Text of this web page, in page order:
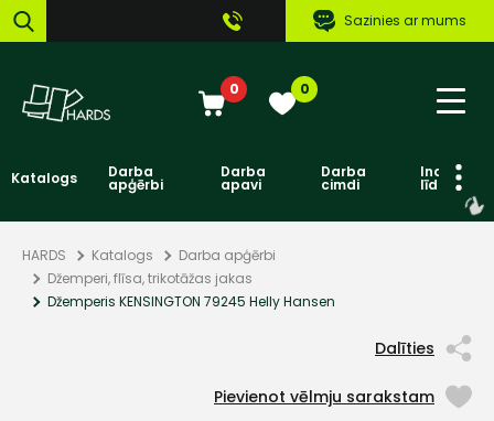
Sazinies ar mums
0 0
Katalogs Darba
apģērbi
Darba
apavi
Darba
cimdi līdzekļi
HARDS Katalogs
Darba apģērbi
Džemperi, flīsa, trikotāžas jakas
Džemperis KENSINGTON 79245 Helly Hansen
Dalīties
Pievienot vēlmju sarakstam